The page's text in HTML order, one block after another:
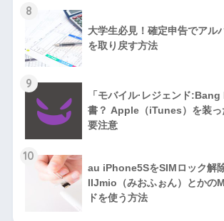
8
大学生必見！確定申告でアル
を取り戻す方法
9
「モバイル·レジェンド
書？ Apple（iTunes）を装っ
要注意
10
au iPhone5SをSIMロック解
IIJmio（みおふぉん）とかの
ドを使う方法